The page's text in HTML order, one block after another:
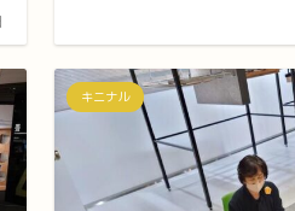
キニナル